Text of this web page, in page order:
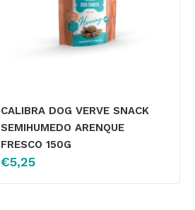
CALIBRA DOG VERVE SNACK
SEMIHUMEDO ARENQUE
FRESCO 150G
€5,25